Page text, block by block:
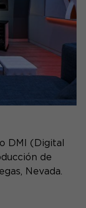
DMI (Digital
de
Nevada.